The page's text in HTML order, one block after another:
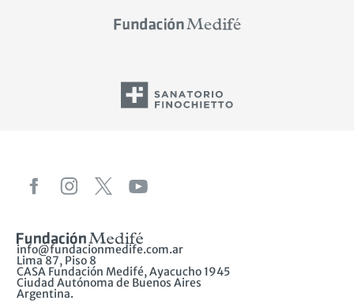
info@fundacionmedife.com.ar
Lima 87, Piso 8
CASA Fundación Medifé, Ayacucho 1945
Ciudad Autónoma de Buenos Aires
Argentina.